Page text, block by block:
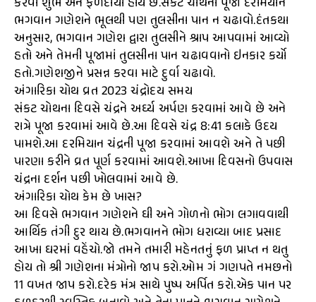
ભગવાન ગણેશને ભૂલથી પણ તુલસીના પાન ન ચઢાવો.દંતકથા
અનુસાર, ભગવાન ગણેશ દ્વારા તુલસીને શ્રાપ આપવામાં આવ્યો
હતો અને તેમની પૂજામાં તુલસીના પાન ચઢાવવાનો ઇનકાર કર્યો
હતો.ગણેશજીને પ્રસન્ન કરવા માટે દુર્વા ચઢાવો.
અંગારિકા ચોથ વ્રત 2023 ચંદ્રોદય સમય
સંકટ ચોથના દિવસે ચંદ્રને અર્ઘ્ય અર્પણ કરવામાં આવે છે અને
રાત્રે પૂજા કરવામાં આવે છે.આ દિવસે ચંદ્ર 8:41 કલાકે ઉદય
પામશે.આ દરમિયાન ચંદ્રની પૂજા કરવામાં આવશે અને તે પછી
પારણા કરીને વ્રત પૂર્ણ કરવામાં આવશે.આખા દિવસનો ઉપવાસ
ચંદ્રના દર્શન પછી ખોલવામાં આવે છે.
અંગારિકા ચોથ કેમ છે ખાસ?
આ દિવસે ભગવાન ગણેશને ઘી અને ગોળનો ભોગ લગાવવાથી
આર્થિક તંગી દુર થાય છે.ભગવાનને ભોગ ધરાવ્યા બાદ પ્રસાદ
આખા ઘરમાં વહેંચો.જો તમને તમારી મહેનતનું ફળ પ્રાપ્ત ન થતુ
હોય તો શ્રી ગણેશના મંત્રોનો જાપ કરો.ઓમ ગં ગણપતે નમછનો
11 વખત જાપ કરો.દરેક મંત્ર સાથે પુષ્પ અર્પિત કરો.એક પાન પર